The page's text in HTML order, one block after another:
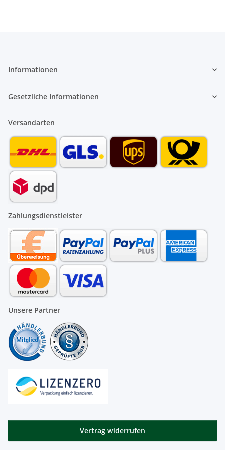
Informationen
Gesetzliche Informationen
Versandarten
Zahlungsdienstleister
Unsere Partner
Vertrag widerrufen